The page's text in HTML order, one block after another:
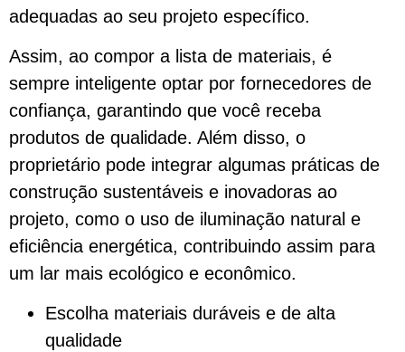
adequadas ao seu projeto específico.
Assim, ao compor a lista de materiais, é
sempre inteligente optar por fornecedores de
confiança, garantindo que você receba
produtos de qualidade. Além disso, o
proprietário pode integrar algumas práticas de
construção sustentáveis e inovadoras ao
projeto, como o uso de iluminação natural e
eficiência energética, contribuindo assim para
um lar mais ecológico e econômico.
Escolha materiais duráveis e de alta
qualidade